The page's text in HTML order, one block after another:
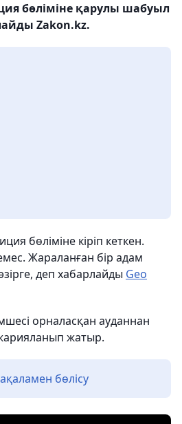
бөліміне қарулы шабуыл
Zakon.kz.
бөліміне кіріп кеткен.
Жараланған бір адам
деп хабарлайды Geo
орналасқан ауданнан
жатыр.
бөлісу